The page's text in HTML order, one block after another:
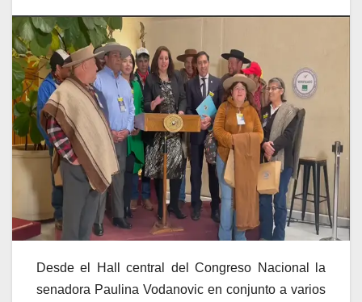
Desde el Hall central del Congreso Nacional la
senadora Paulina Vodanovic en conjunto a varios